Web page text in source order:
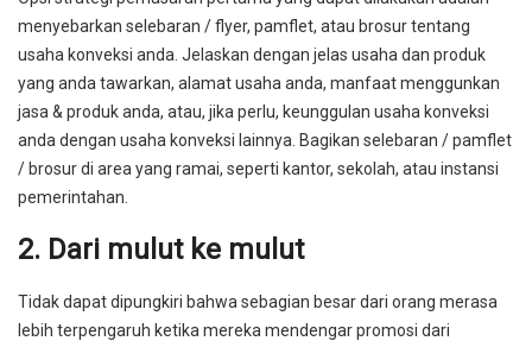
menyebarkan selebaran / flyer, pamflet, atau brosur tentang
usaha konveksi anda. Jelaskan dengan jelas usaha dan produk
yang anda tawarkan, alamat usaha anda, manfaat menggunkan
jasa & produk anda, atau, jika perlu, keunggulan usaha konveksi
anda dengan usaha konveksi lainnya. Bagikan selebaran / pamflet
/ brosur di area yang ramai, seperti kantor, sekolah, atau instansi
pemerintahan.
2. Dari mulut ke mulut
Tidak dapat dipungkiri bahwa sebagian besar dari orang merasa
lebih terpengaruh ketika mereka mendengar promosi dari